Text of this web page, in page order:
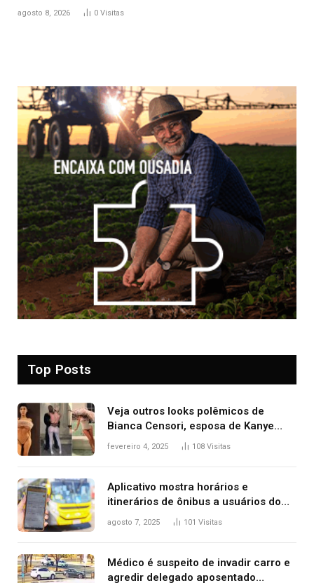
agosto 8, 2026 0 Visitas
Top Posts
Veja outros looks polêmicos de
Bianca Censori, esposa de Kanye
West que apareceu nua no Grammy
fevereiro 4, 2025 108 Visitas
Aplicativo mostra horários e
itinerários de ônibus a usuários do
transporte público de Palmas; confira
agosto 7, 2025 101 Visitas
Médico é suspeito de invadir carro e
agredir delegado aposentado